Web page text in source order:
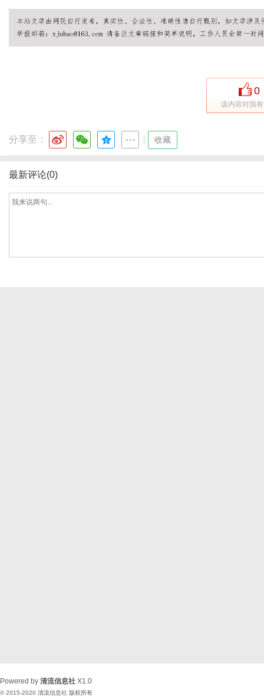
0
该内容对我
分享至： 收藏
最新评论(0)
Powered by 清流信息社 X1.0
© 2015-2020 清流信息社 版权所有